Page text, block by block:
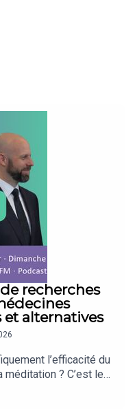
recherches
alternatives
l’efficacité du
méditation ? C’est le
Tudor, chercheur et
de recherches